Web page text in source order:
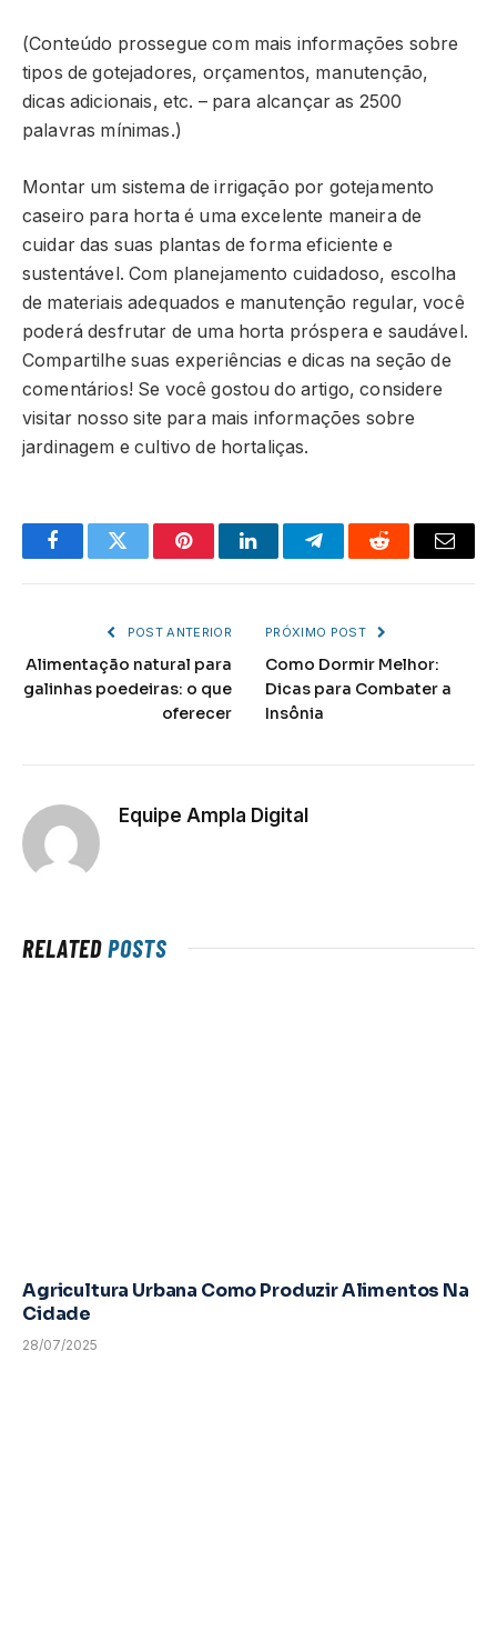
(Conteúdo prossegue com mais informações sobre
tipos de gotejadores, orçamentos, manutenção,
dicas adicionais, etc. – para alcançar as 2500
palavras mínimas.)
Montar um sistema de irrigação por gotejamento
caseiro para horta é uma excelente maneira de
cuidar das suas plantas de forma eficiente e
sustentável. Com planejamento cuidadoso, escolha
de materiais adequados e manutenção regular, você
poderá desfrutar de uma horta próspera e saudável.
Compartilhe suas experiências e dicas na seção de
comentários! Se você gostou do artigo, considere
visitar nosso site para mais informações sobre
jardinagem e cultivo de hortaliças.
FacebookTwitter PinterestLinkedInTelegramReddit Email
POST ANTERIOR
Alimentação natural para
galinhas poedeiras: o que
oferecer
PRÓXIMO POST
Como Dormir Melhor:
Dicas para Combater a
Insônia
Equipe Ampla Digital
RELATEDPOSTS
Agricultura Urbana Como Produzir Alimentos Na
Cidade
28/07/2025